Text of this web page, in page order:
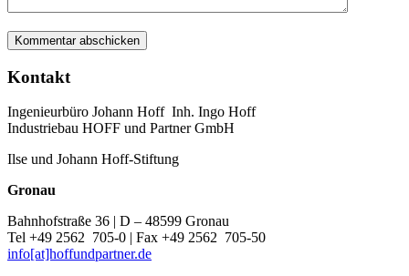
Kontakt
Ingenieurbüro Johann Hoff Inh. Ingo Hoff
Industriebau HOFF und Partner GmbH
Ilse und Johann Hoff-Stiftung
Gronau
Bahnhofstraße 36 | D – 48599 Gronau
Tel +49 2562 705-0 | Fax +49 2562 705-50
info[at]hoffundpartner.de